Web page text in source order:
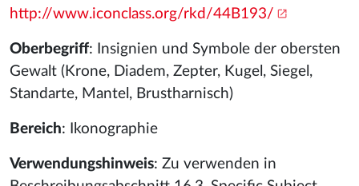
http://www.iconclass.org/rkd/44B193/
Oberbegriff: Insignien und Symbole der obersten
Gewalt (Krone, Diadem, Zepter, Kugel, Siegel,
Standarte, Mantel, Brustharnisch)
Bereich: Ikonographie
Verwendungshinweis: Zu verwenden in